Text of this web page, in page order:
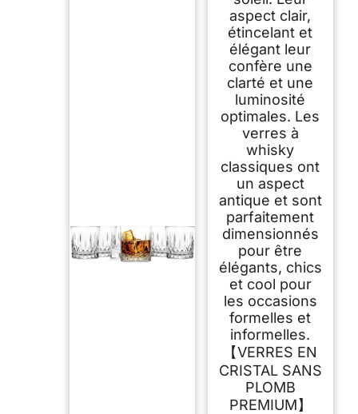
aspect clair,
étincelant et
élégant leur
confère une
clarté et une
luminosité
optimales. Les
verres à
whisky
classiques ont
un aspect
antique et sont
parfaitement
dimensionnés
pour être
élégants, chics
et cool pour
les occasions
formelles et
informelles.
【VERRES EN
CRISTAL SANS
PLOMB
PREMIUM】